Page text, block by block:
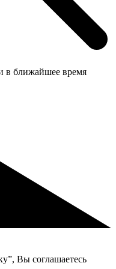
в ближайшее время
Вы соглашаетесь